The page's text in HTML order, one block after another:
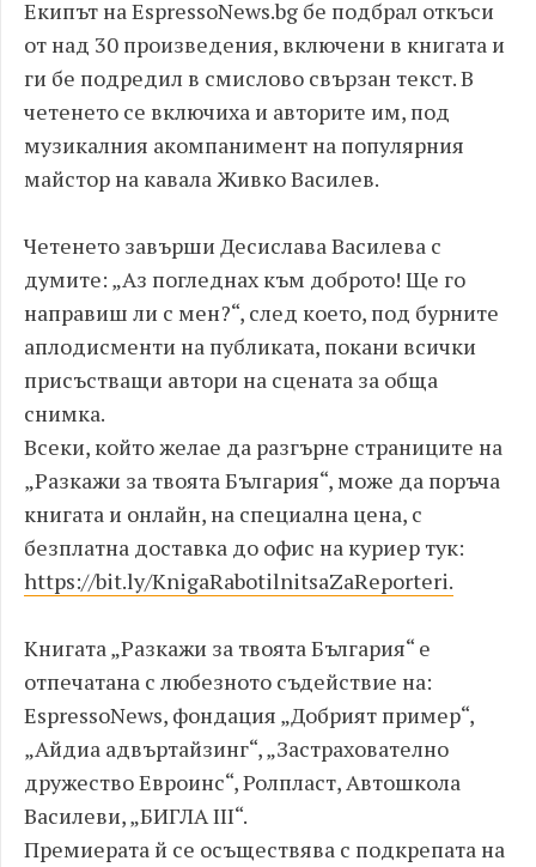
Екипът на EspressoNews.bg бе подбрал откъси
от над 30 произведения, включени в книгата и
ги бе подредил в смислово свързан текст. В
четенето се включиха и авторите им, под
музикалния акомпанимент на популярния
майстор на кавала Живко Василев.
Четенето завърши Десислава Василева с
думите: „Аз погледнах към доброто! Ще го
направиш ли с мен?“, след което, под бурните
аплодисменти на публиката, покани всички
присъстващи автори на сцената за обща
снимка.
Всеки, който желае да разгърне страниците на
„Разкажи за твоята България“, може да поръча
книгата и онлайн, на специална цена, с
безплатна доставка до офис на куриер тук:
https://bit.ly/KnigaRabotilnitsaZaReporteri.
Книгата „Разкажи за твоята България“ е
отпечатана с любезното съдействие на:
EspressoNews, фондация „Добрият пример“,
„Айдиа адвъртайзинг“, „Застрахователно
дружество Евроинс“, Ролпласт, Автошкола
Василеви, „БИГЛА III“.
Премиерата й се осъществява с подкрепата на